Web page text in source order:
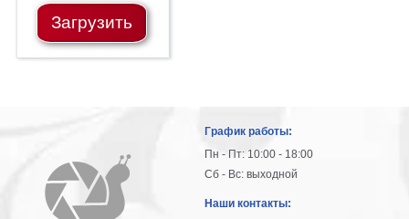
Загрузить
График работы:
Пн - Пт: 10:00 - 18:00
Сб - Вс: выходной
Наши контакты: